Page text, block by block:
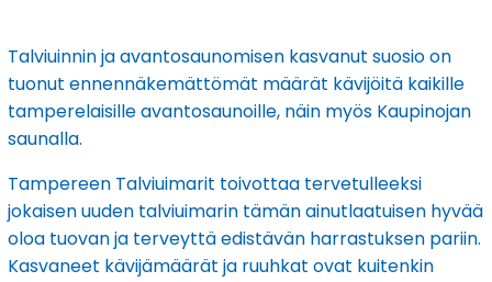
Talviuinnin ja avantosaunomisen kasvanut suosio on
tuonut ennennäkemättömät määrät kävijöitä kaikille
tamperelaisille avantosaunoille, näin myös Kaupinojan
saunalla.
Tampereen Talviuimarit toivottaa tervetulleeksi
jokaisen uuden talviuimarin tämän ainutlaatuisen hyvää
oloa tuovan ja terveyttä edistävän harrastuksen pariin.
Kasvaneet kävijämäärät ja ruuhkat ovat kuitenkin